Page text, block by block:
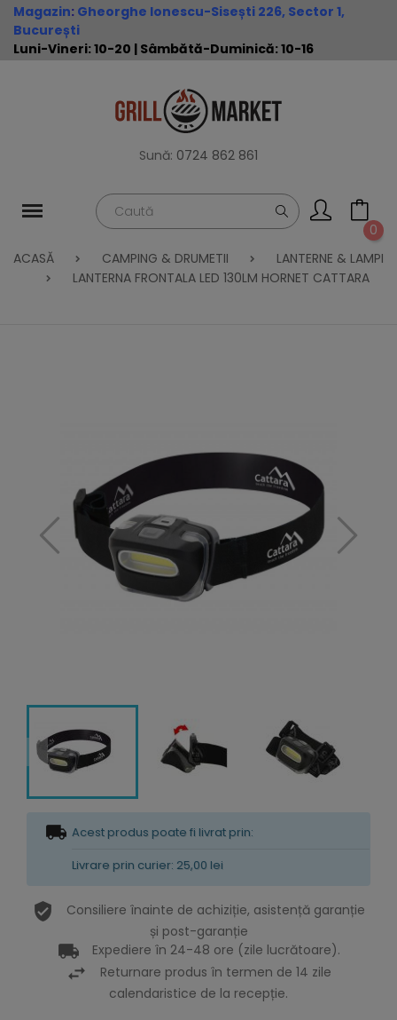
Magazin: Gheorghe Ionescu-Sisești 226, Sector 1,
București
Luni-Vineri: 10-20 | Sâmbătă-Duminică: 10-16
Sună: 0724 862 861
0
ACASĂ
CAMPING & DRUMETII
LANTERNE & LAMPI
LANTERNA FRONTALA LED 130LM HORNET CATTARA
Acest produs poate fi livrat prin:
Livrare prin curier: 25,00 lei
Consiliere înainte de achiziție, asistență garanție
și post-garanție
Expediere în 24-48 ore (zile lucrătoare).
Returnare produs în termen de 14 zile
calendaristice de la recepție.